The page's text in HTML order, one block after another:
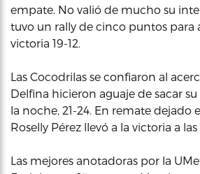
empate. No valió de mucho su
tuvo un rally de cinco puntos para
victoria 19-12.
Las Cocodrilas se confiaron al
Delfina hicieron aguaje de sacar
la noche, 21-24. En remate dejado
Roselly Pérez llevó a la victoria a las
Las mejores anotadoras por la